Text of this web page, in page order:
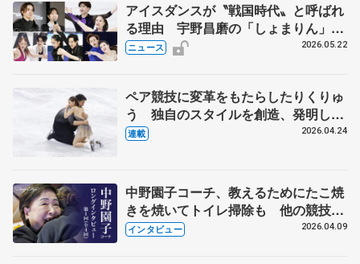
アイスダンスが〝戦国時代〟と呼ばれ
る理由 宇野昌磨の「しょまりん」ら
実力者が相次いで参戦 国内の競争激
ニュース 2026.05.22
ペア競技に変革をもたらしたりくりゅ
う 独自のスタイルを創造、発明した
【引退発表後②】
連載 2026.04.24
中野園子コーチ、教えるためにたこ焼
きを焼いてトイレ掃除も 他の競技に
も通用するという坂本花織の筋肉
インタビュー 2026.04.09